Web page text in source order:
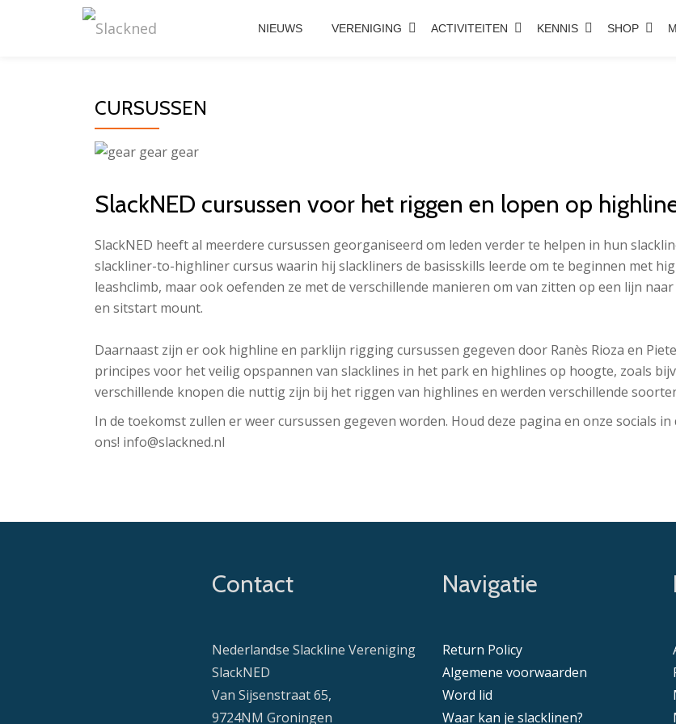
NIEUWS VERENIGING ACTIVITEITEN KENNIS SHOP
CURSUSSEN
SlackNED cursussen voor het riggen en lopen op
SlackNED heeft al meerdere cursussen georganiseerd om leden verder te helpen in hun
slackliner-to-highliner cursus waarin hij slackliners de basisskills leerde om te beginnen met
leashclimb, maar ook oefenden ze met de verschillende manieren om van zitten op een lijn
en sitstart mount.
Daarnaast zijn er ook highline en parklijn rigging cursussen gegeven door Ranès Rioza en
principes voor het veilig opspannen van slacklines in het park en highlines op hoogte, zoals
verschillende knopen die nuttig zijn bij het riggen van highlines en werden verschillende
In de toekomst zullen er weer cursussen gegeven worden. Houd deze pagina en onze socials
ons! info@slackned.nl
Contact
Nederlandse Slackline Vereniging
SlackNED
Van Sijsenstraat 65,
9724NM Groningen
Navigatie
Return Policy
Algemene voorwaarden
Word lid
Waar kan je slacklinen?